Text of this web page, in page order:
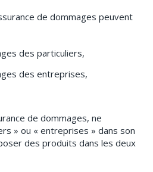
de dommages peuvent
des particuliers,
des entreprises,
de dommages, ne
» ou « entreprises » dans son
des produits dans les deux